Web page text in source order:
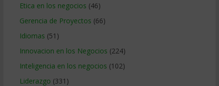
Etica en los negocios (46)
Gerencia de Proyectos (66)
Idiomas (51)
Innovacion en los Negocios (224)
Inteligencia en los negocios (102)
Liderazgo (331)